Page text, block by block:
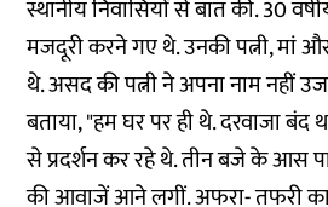
स्थानीय निवासियों से बात की. 30
मजदूरी करने गए थे. उनकी पत्नी, मां
थे. असद की पत्नी ने अपना नाम नहीं
बताया, "हम घर पर ही थे. दरवाजा
से प्रदर्शन कर रहे थे. तीन बजे के आस
की आवाजें आने लगीं. अफरा- तफरी